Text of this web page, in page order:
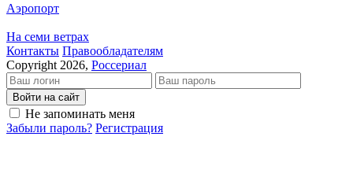
Аэропорт
На семи ветрах
Кон­так­ты Пра­во­об­ла­да­те­лям
Copyright 2026, Россериал
Войти на сайт
Не запоминать меня
Забыли пароль? Регистрация